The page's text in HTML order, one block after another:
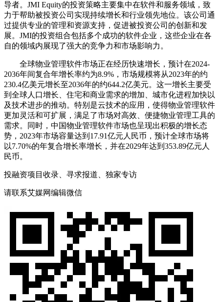
导者‌。JMI Equity的投资策略主要集中在软件和服务领域，致
力于帮助被投资公司实现持续增长和行业领先地位。该公司通
过提供专业的管理和资源支持，促进被投资公司的创新和发
展。JMI的投资组合包括多个成功的软件企业，这些企业在各
自的领域内展现了强大的竞争力和市场影响力‌。
全球物业管理软件市场正在经历快速增长，预计在2024-
2036年间复合年增长率约为8.9%，市场规模将从2023年的约
230.4亿美元增长至2036年的约644.2亿美元。这一增长主要受
到全球人口增长、住宅和商业需求的增加、城市化进程加快以
及技术进步的推动。特别是云技术的应用，使得物业管理软件
更加灵活和可扩展，满足了市场对高效、便捷物业管理工具的
需求。同时，中国物业管理软件市场也呈现出积极的增长态
势，2023年市场容量达到17.91亿元人民币，预计全球市场将
以7.70%的年复合增长率增长，并在2029年达到353.89亿元人
民币。
投融资项目收录、寻求报道、独家专访
请联系艾媒网编辑微信